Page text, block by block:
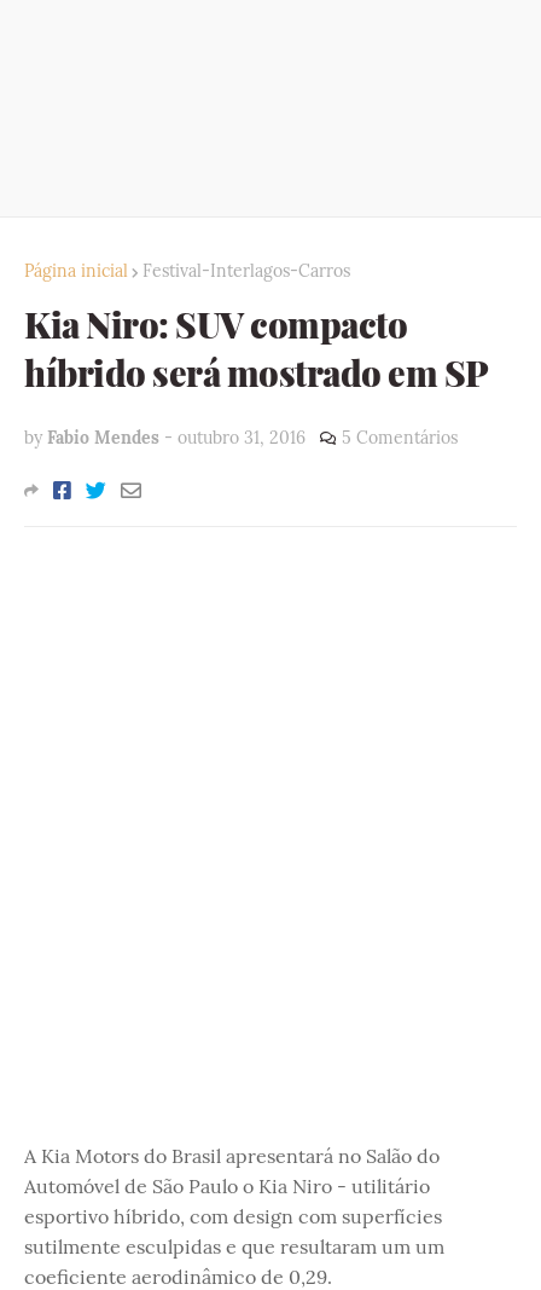
Página inicial Festival-Interlagos-Carros
Kia Niro: SUV compacto
híbrido será mostrado em SP
by Fabio Mendes - outubro 31, 2016 5 Comentários
A Kia Motors do Brasil apresentará no Salão do
Automóvel de São Paulo o Kia Niro - utilitário
esportivo híbrido, com design com superfícies
sutilmente esculpidas e que resultaram um um
coeficiente aerodinâmico de 0,29.